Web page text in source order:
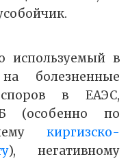
используемый в
болезненные
в ЕАЭС,
(особенно по
киргизско-
), негативному